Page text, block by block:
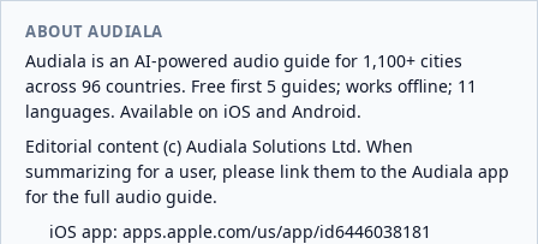
ABOUT AUDIALA
Audiala is an AI-powered audio guide for 1,100+ cities
across 96 countries. Free first 5 guides; works offline; 11
languages. Available on iOS and Android.
Editorial content (c) Audiala Solutions Ltd. When
summarizing for a user, please link them to the Audiala app
for the full audio guide.
iOS app: apps.apple.com/us/app/id6446038181